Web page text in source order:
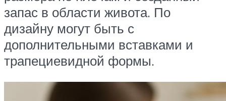
запас в области живота. По
дизайну могут быть с
дополнительными вставками и
трапециевидной формы.